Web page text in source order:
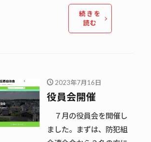
続きを
読む
2023年7月16日
役員会開催
７月の役員会を開催し
ました。まずは、防犯組